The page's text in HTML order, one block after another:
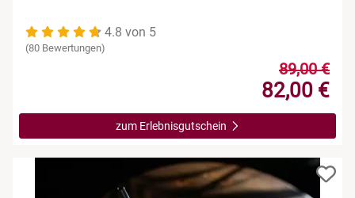
4.8 von 5
(80 Bewertungen)
89,00 €
82,00 €
zum Erlebnisgutschein